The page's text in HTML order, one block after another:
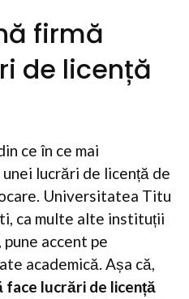
firmă
de licență
ce în ce mai
lucrări de licență de
Universitatea Titu
ca multe alte instituții
accent pe
academică. Așa că,
face lucrări de licență